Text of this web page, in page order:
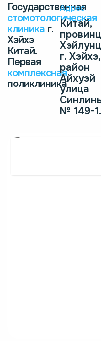
Государственная
стомотологическая
клиника г.
Хэйхэ
Китай.
Первая
комплексная
поликлиника
Адрес
Китай,
г. Хэйхэ,
район
Айхуэй
улица
№ 149-1.